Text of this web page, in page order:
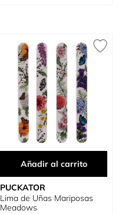
Añadir al carrito
PUCKATOR
Lima de Uñas Mariposas
Meadows